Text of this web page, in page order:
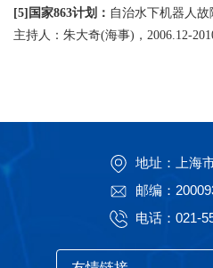
[5]国家863计划： 自治水下机器人
主持人：朱大奇(海事)，2006.12-
地址：上海
邮编：
电话：021-